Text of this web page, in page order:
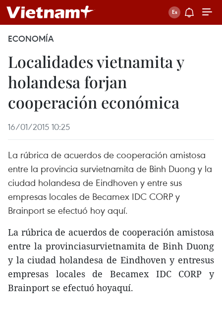
ECONOMÍA
Localidades vietnamita y
holandesa forjan
cooperación económica
16/01/2015 10:25
La rúbrica de acuerdos de cooperación amistosa
entre la provincia survietnamita de Binh Duong y la
ciudad holandesa de Eindhoven y entre sus
empresas locales de Becamex IDC CORP y
Brainport se efectuó hoy aquí.
La rúbrica de acuerdos de cooperación amistosa
entre la provinciasurvietnamita de Binh Duong
y la ciudad holandesa de Eindhoven y entresus
empresas locales de Becamex IDC CORP y
Brainport se efectuó hoyaquí.